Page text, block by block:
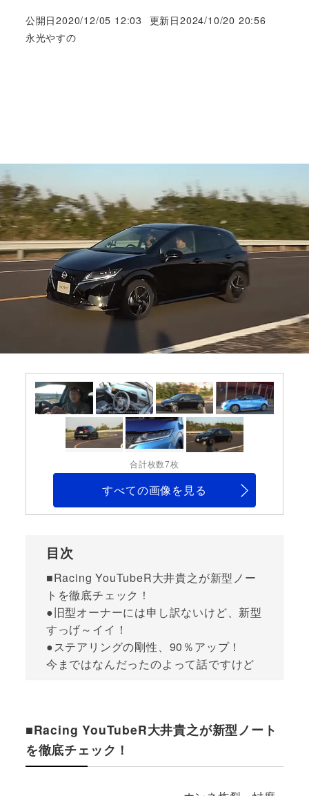
公開日2020/12/05 12:03 更新日2024/10/20 20:56
著
永光やすの
合計枚数7枚
すべての画像を見る
目次
■Racing YouTubeR大井貴之が新型ノー
トを徹底チェック！
●旧型オーナーには申し訳ないけど、新型
すっげ～イイ！
●ステアリングの剛性、90％アップ！
今まではなんだったのよって話ですけど
■Racing YouTubeR大井貴之が新型ノート
を徹底チェック！